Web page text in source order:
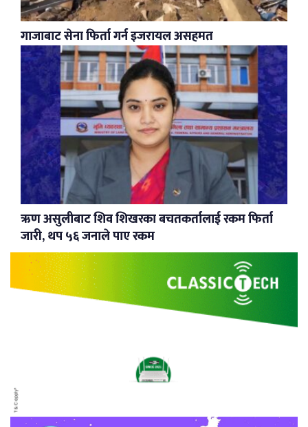
गाजाबाट सेना फिर्ता गर्न इजरायल असहमत
ऋण असुलीबाट शिव शिखरका बचतकर्तालाई रकम फिर्ता
जारी, थप ५६ जनाले पाए रकम